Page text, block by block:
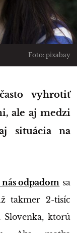
Foto: pixabay
ale aj medzi
situácia na
odpadom sa
takmer 2-tisíc
ktorú